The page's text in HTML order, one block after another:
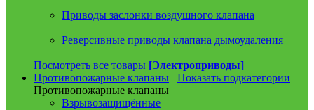
Приводы заслонки воздушного клапана
Реверсивные приводы клапана дымоудаления
Посмотреть все товары [Электроприводы]
Противопожарные клапаны
Показать подкатегории
Противопожарные клапаны
Взрывозащищённые